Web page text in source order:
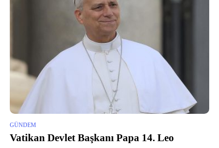
GÜNDEM
Vatikan Devlet Başkanı Papa 14. Leo